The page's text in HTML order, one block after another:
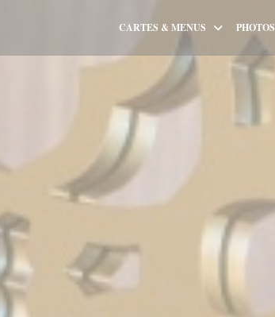
CARTES & MENUS PHOTOS